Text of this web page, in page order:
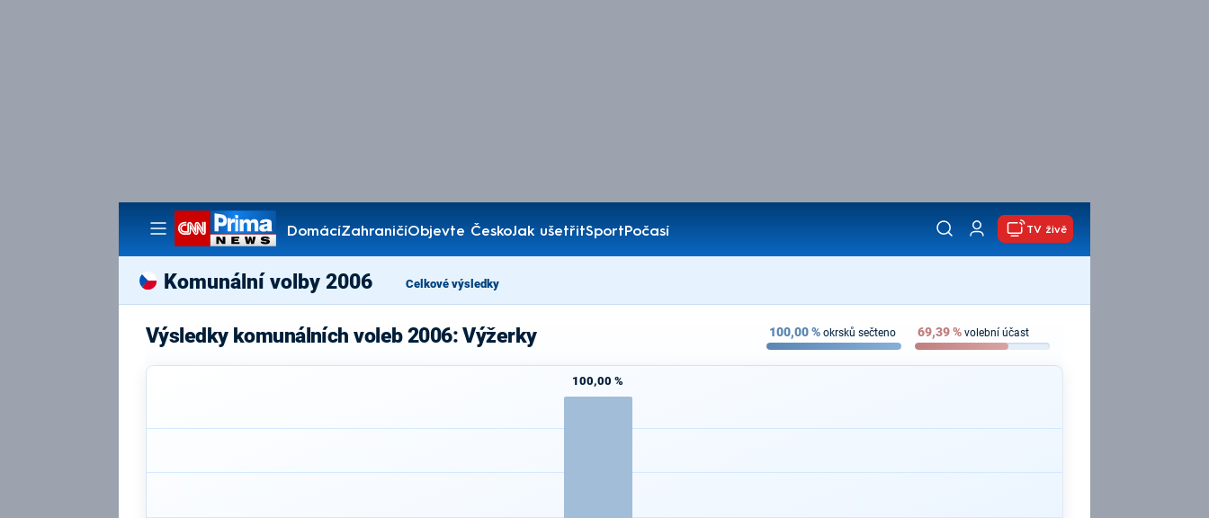
DomácíZahraničíObjevte ČeskoJak ušetřitSportPočasí
Pořady
TV živě
Komunální volby 2006 Celkové výsledky
Výsledky komunálních voleb 2006: Výžerky 100,00% okrsků sečteno 69,39% volební účast
100,00 %